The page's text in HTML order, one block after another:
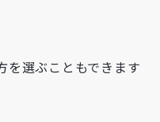
を選ぶこともできます